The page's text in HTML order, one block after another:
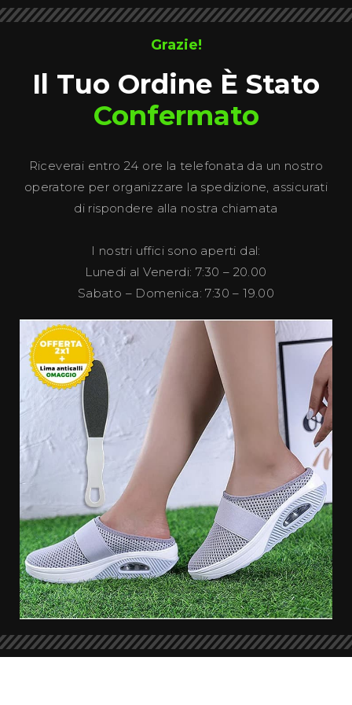
Grazie!
Il Tuo Ordine È Stato
Confermato
Riceverai entro 24 ore la telefonata da un nostro
operatore per organizzare la spedizione, assicurati
di rispondere alla nostra chiamata
I nostri uffici sono aperti dal:
Lunedi al Venerdi: 7:30 – 20.00
Sabato – Domenica: 7:30 – 19.00